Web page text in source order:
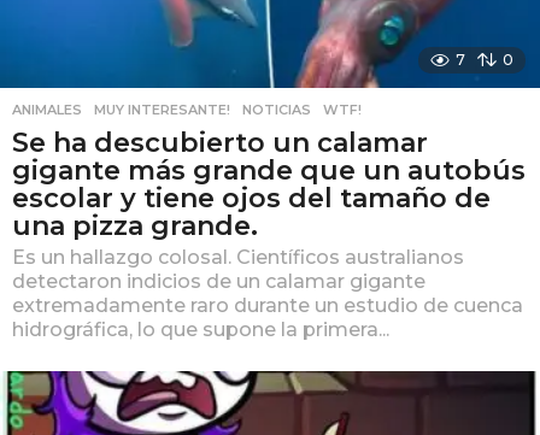
7 0
ANIMALES ,MUY INTERESANTE! ,NOTICIAS ,WTF!
Se ha descubierto un calamar
gigante más grande que un autobús
escolar y tiene ojos del tamaño de
una pizza grande.
Es un hallazgo colosal. Científicos australianos
detectaron indicios de un calamar gigante
extremadamente raro durante un estudio de cuenca
hidrográfica, lo que supone la primera...